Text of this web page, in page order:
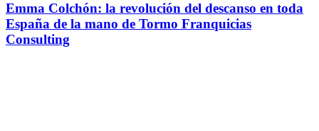
Emma Colchón: la revolución del descanso en toda
España de la mano de Tormo Franquicias
Consulting